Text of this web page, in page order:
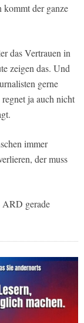
der ganze
das Vertrauen in
zeigen das. Und
gerne
ja auch nicht
immer
der muss
gerade